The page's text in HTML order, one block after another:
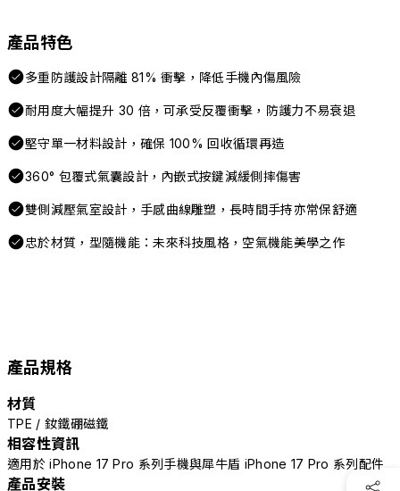
產品特色
多重防護設計隔離 81% 衝擊，降低手機內傷風險
耐用度大幅提升 30 倍，可承受反覆衝擊，防護力不易衰退
堅守單一材料設計，確保 100% 回收循環再造
360° 包覆式氣囊設計，內嵌式按鍵減緩側摔傷害
雙側減壓氣室設計，手感曲線雕塑，長時間手持亦常保舒適
忠於材質，型隨機能：未來科技風格，空氣機能美學之作
產品規格
材質
TPE / 釹鐵硼磁鐵
相容性資訊
適用於 iPhone 17 Pro 系列手機與犀牛盾 iPhone 17 Pro 系列配件
產品安裝